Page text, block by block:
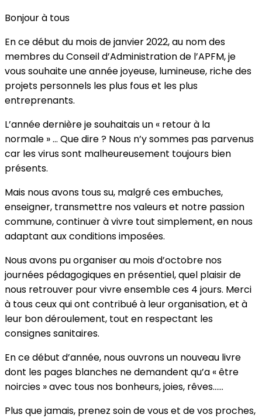
Bonjour à tous
En ce début du mois de janvier 2022, au nom des
membres du Conseil d’Administration de l’APFM, je
vous souhaite une année joyeuse, lumineuse, riche des
projets personnels les plus fous et les plus
entreprenants.
L’année dernière je souhaitais un « retour à la
normale » … Que dire ? Nous n’y sommes pas parvenus
car les virus sont malheureusement toujours bien
présents.
Mais nous avons tous su, malgré ces embuches,
enseigner, transmettre nos valeurs et notre passion
commune, continuer à vivre tout simplement, en nous
adaptant aux conditions imposées.
Nous avons pu organiser au mois d’octobre nos
journées pédagogiques en présentiel, quel plaisir de
nous retrouver pour vivre ensemble ces 4 jours. Merci
à tous ceux qui ont contribué à leur organisation, et à
leur bon déroulement, tout en respectant les
consignes sanitaires.
En ce début d’année, nous ouvrons un nouveau livre
dont les pages blanches ne demandent qu’a « être
noircies » avec tous nos bonheurs, joies, rêves……
Plus que jamais, prenez soin de vous et de vos proches,